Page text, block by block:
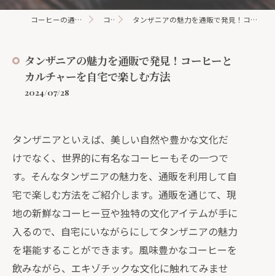
コーヒーの通販ならhanacoffee コラム タンザニアの魅力を通販で発見！コーヒーとカルチャーを自宅で楽しむ方法
タンザニアの魅力を通販で発見！コーヒーと
カルチャーを自宅で楽しむ方法
2024/07/28
タンザニアといえば、美しい自然や豊かな文化だ
けでなく、世界的に有名なコーヒーもその一つで
す。そんなタンザニアの魅力を、通販を利用して自
宅で楽しむ方法をご紹介します。通販を通じて、現
地の新鮮なコーヒー豆や独特の文化アイテムが手に
入るので、自宅にいながらにしてタンザニアの魅力
を堪能することができます。風味豊かなコーヒーを
飲みながら、エキゾチックな文化に触れてみませ